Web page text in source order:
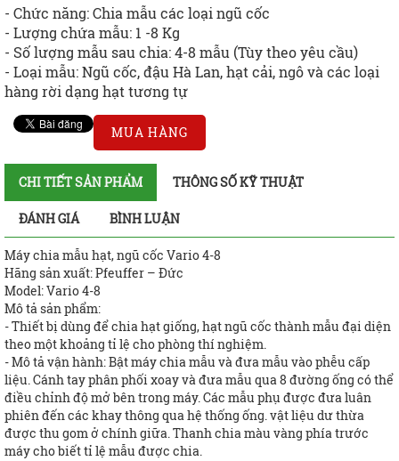
- Chức năng: Chia mẫu các loại ngũ cốc
- Lượng chứa mẫu: 1 -8 Kg
- Số lượng mẫu sau chia: 4-8 mẫu (Tùy theo yêu cầu)
- Loại mẫu: Ngũ cốc, đậu Hà Lan, hạt cải, ngô và các loại
hàng rời dạng hạt tương tự
MUA HÀNG
CHI TIẾT SẢN PHẨM THÔNG SỐ KỸ THUẬT
ĐÁNH GIÁ BÌNH LUẬN
Máy chia mẫu hạt, ngũ cốc Vario 4-8
Hãng sản xuất: Pfeuffer – Đức
Model: Vario 4-8
Mô tả sản phẩm:
- Thiết bị dùng để chia hạt giống, hạt ngũ cốc thành mẫu đại diện
theo một khoảng tỉ lệ cho phòng thí nghiệm.
- Mô tả vận hành: Bật máy chia mẫu và đưa mẫu vào phễu cấp
liệu. Cánh tay phân phối xoay và đưa mẫu qua 8 đường ống có thể
điều chỉnh độ mở bên trong máy. Các mẫu phụ được đưa luân
phiên đến các khay thông qua hệ thống ống. vật liệu dư thừa
được thu gom ở chính giữa. Thanh chia màu vàng phía trước
máy cho biết tỉ lệ mẫu được chia.